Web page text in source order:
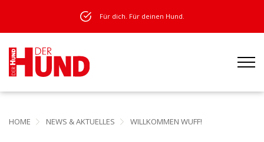
Für dich. Für deinen Hund.
HOME NEWS & AKTUELLES WILLKOMMEN WUFF!